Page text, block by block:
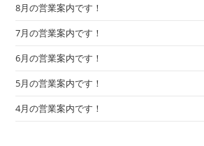
8月の営業案内です！
7月の営業案内です！
6月の営業案内です！
5月の営業案内です！
4月の営業案内です！